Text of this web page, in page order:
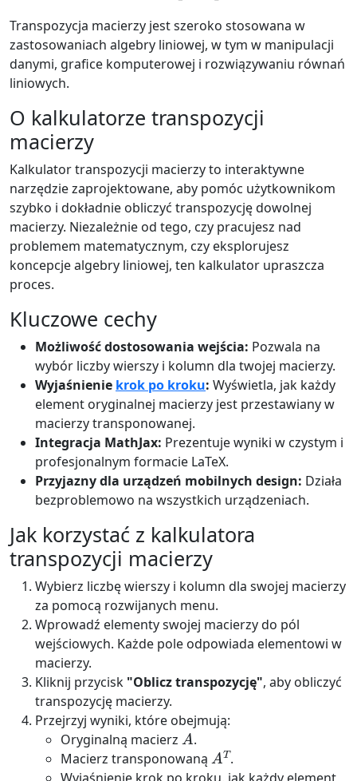
Transpozycja macierzy jest szeroko stosowana w
zastosowaniach algebry liniowej, w tym w manipulacji
danymi, grafice komputerowej i rozwiązywaniu równań
liniowych.
O kalkulatorze transpozycji
macierzy
Kalkulator transpozycji macierzy to interaktywne
narzędzie zaprojektowane, aby pomóc użytkownikom
szybko i dokładnie obliczyć transpozycję dowolnej
macierzy. Niezależnie od tego, czy pracujesz nad
problemem matematycznym, czy eksplorujesz
koncepcje algebry liniowej, ten kalkulator upraszcza
proces.
Kluczowe cechy
Możliwość dostosowania wejścia: Pozwala na
wybór liczby wierszy i kolumn dla twojej macierzy.
Wyjaśnienie krok po kroku: Wyświetla, jak każdy
element oryginalnej macierzy jest przestawiany w
macierzy transponowanej.
Integracja MathJax: Prezentuje wyniki w czystym i
profesjonalnym formacie LaTeX.
Przyjazny dla urządzeń mobilnych design: Działa
bezproblemowo na wszystkich urządzeniach.
Jak korzystać z kalkulatora
transpozycji macierzy
Wybierz liczbę wierszy i kolumn dla swojej macierzy
za pomocą rozwijanych menu.
Wprowadź elementy swojej macierzy do pól
wejściowych. Każde pole odpowiada elementowi w
macierzy.
Kliknij przycisk "Oblicz transpozycję", aby obliczyć
transpozycję macierzy.
Przejrzyj wyniki, które obejmują:
Oryginalną macierz
A
.
Macierz transponowaną
AT
.